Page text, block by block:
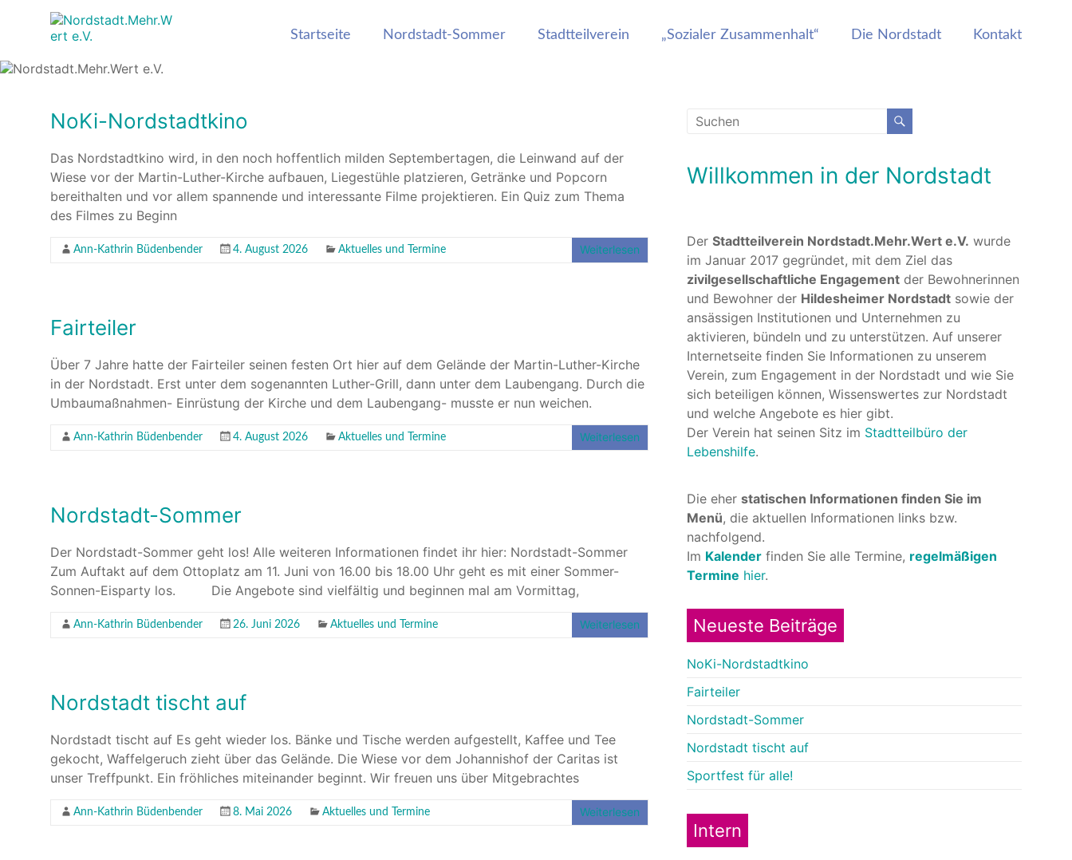
Nordstadt.Mehr.Wert e.V.
Stadtteilseite der
Nordstadt
Startseite Nordstadt-Sommer Stadtteilverein „Sozialer Zusammenhalt“ Die Nordstadt Kontakt
NoKi-Nordstadtkino
Das Nordstadtkino wird, in den noch hoffentlich milden Septembertagen, die Leinwand auf der
Wiese vor der Martin-Luther-Kirche aufbauen, Liegestühle platzieren, Getränke und Popcorn
bereithalten und vor allem spannende und interessante Filme projektieren. Ein Quiz zum Thema
des Filmes zu Beginn
Ann-Kathrin Büdenbender 4. August 2026 Aktuelles und Termine Weiterlesen
Fairteiler
Über 7 Jahre hatte der Fairteiler seinen festen Ort hier auf dem Gelände der Martin-Luther-Kirche
in der Nordstadt. Erst unter dem sogenannten Luther-Grill, dann unter dem Laubengang. Durch die
Umbaumaßnahmen- Einrüstung der Kirche und dem Laubengang- musste er nun weichen.
Ann-Kathrin Büdenbender 4. August 2026 Aktuelles und Termine Weiterlesen
Nordstadt-Sommer
Der Nordstadt-Sommer geht los! Alle weiteren Informationen findet ihr hier: Nordstadt-Sommer
Zum Auftakt auf dem Ottoplatz am 11. Juni von 16.00 bis 18.00 Uhr geht es mit einer Sommer-
Sonnen-Eisparty los. Die Angebote sind vielfältig und beginnen mal am Vormittag,
Ann-Kathrin Büdenbender 26. Juni 2026 Aktuelles und Termine Weiterlesen
Nordstadt tischt auf
Nordstadt tischt auf Es geht wieder los. Bänke und Tische werden aufgestellt, Kaffee und Tee
gekocht, Waffelgeruch zieht über das Gelände. Die Wiese vor dem Johannishof der Caritas ist
unser Treffpunkt. Ein fröhliches miteinander beginnt. Wir freuen uns über Mitgebrachtes
Ann-Kathrin Büdenbender 8. Mai 2026 Aktuelles und Termine Weiterlesen
Willkommen in der Nordstadt
Der Stadtteilverein Nordstadt.Mehr.Wert e.V. wurde
im Januar 2017 gegründet, mit dem Ziel das
zivilgesellschaftliche Engagement der Bewohnerinnen
und Bewohner der Hildesheimer Nordstadt sowie der
ansässigen Institutionen und Unternehmen zu
aktivieren, bündeln und zu unterstützen. Auf unserer
Internetseite finden Sie Informationen zu unserem
Verein, zum Engagement in der Nordstadt und wie Sie
sich beteiligen können, Wissenswertes zur Nordstadt
und welche Angebote es hier gibt.
Der Verein hat seinen Sitz im Stadtteilbüro der
Lebenshilfe.
Die eher statischen Informationen finden Sie im
Menü, die aktuellen Informationen links bzw.
nachfolgend.
Im Kalender finden Sie alle Termine, regelmäßigen
Termine hier.
Neueste Beiträge
NoKi-Nordstadtkino
Fairteiler
Nordstadt-Sommer
Nordstadt tischt auf
Sportfest für alle!
Intern